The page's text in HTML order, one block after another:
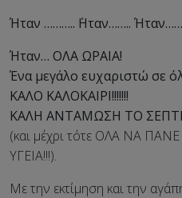
Ήταν ……….. ΄Ηταν……..
Ήταν… ΟΛΑ ΩΡΑΙΑ!
Ένα μεγάλο ευχαριστώ σε
ΚΑΛΟ ΚΑΛΟΚΑΙΡΙ!!!!!!!
ΚΑΛΗ ΑΝΤΑΜΩΣΗ ΤΟ
(και μέχρι τότε ΟΛΑ ΝΑ
ΥΓΕΙΑ!!!).
Με την εκτίμηση και την